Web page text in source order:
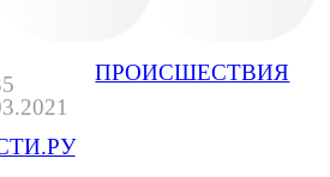
ПРОИСШЕСТВИЯ